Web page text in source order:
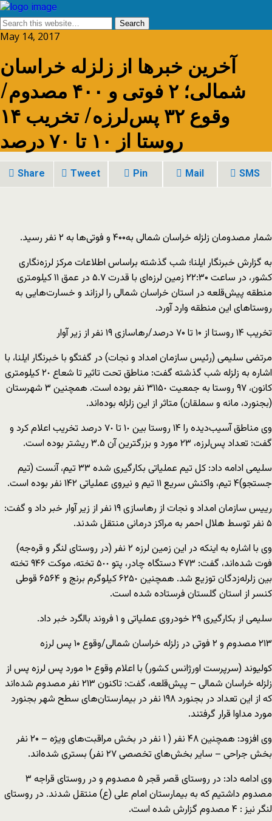
May 14, 2017
آخرین‌ خبرها از زلزله خراسان
شمالی؛ ٢ فوتی و ۴۰۰ مصدوم/
وقوع ۳۲ پس‌لرزه/ تخریب ۱۴
روستا از ۱۰ تا ۷۰ درصد
Share Tweet Pin Mail SMS
شمار مصدومان زلزله خراسان شمالی به۴۰۰ و فوتی‌ها به ٢ نفر رسید.
به گزارش خبرنگار ایلنا؛ شب گذشته براساس اطلاعات مرکز لرزه‌نگاری
کشور، در ساعت ۲۲:۳۰ زمین لرزه‌ای با قدرت ۵.۷ در عمق ۱۱ کیلومتری
منطقه پیش‌قلعه در استان خراسان شمالی را لرزاند و خسارت‌هایی به
روستاهای این منطقه وارد آورد.
تخریب ۱۴ روستا از ۱۰ تا ۷۰ درصد/رهاسازی ۱۹ نفر از زیر آوار
مرتضی سلیمی (رئیس سازمان امداد و نجات) در گفتگو با خبرنگار ایلنا، با
اشاره به زلزله شب گذشته گفت: مناطق تحت تاثیر تا شعاع ٢٠ کیلومتری
کانون، ٩٧ روستا به جمعیت ٣١١۵٠ نفر بوده است. همچنین ۳ شهرستان
(بجنورد، مانه و سملقان) متاثر از این زلزله بوده‌اند.
وی مناطق آسیب‌دیده را ١۴ روستا بین ١٠ تا ٧٠ درصد تخریب اعلام کرد و
گفت: تعداد پس‌لرزه، ٢٣ مورد و بزرگترین آن ٣.۵ ریشتر بوده است.
سلیمی ادامه داد: کل تیم عملیاتی بکارگیری شده ٣٣ تیم، آنست (تیم
جستجو)۴ تیم، واکنش سریع ١١ تیم و نیروی عملیاتی ١۴٢ نفر بوده است.
رییس سازمان امداد و نجات از رهاسازی ۱۹ نفر از زیر آوار خبر داد و گفت:
۵ نفر توسط هلال احمر به مراکز درمانی منتقل شدند.
وی با اشاره به اینکه در این زمین لرزه ٢ نفر (در روستای لنگر و قره‌جه)
فوت شده‌اند، گفت: ۴٧٣ دستگاه چادر، پتو ۵٠٠ تخته، موکت ٩۴۶ تخته
بین زلرله‌زدگان توزیع شد. همچنین ۶٢۵٠ کیلوگرم برنج و ۶۵۶۴ قوطی
کنسر از استان گلستان فرستاده شده است.
سلیمی از بکارگیری ٢٩ خودروی عملیاتی و ۱ فروند بالگرد خبر داد.
۲۱۳ مصدوم و ۲ فوتی در زلزله خراسان شمالی/وقوع ۱۰ پس لرزه
کولیوند (سرپرست اورژانس کشور) با اعلام وقوع ۱۰ مورد پس لرزه پس از
زلزله خراسان شمالی – پیش‌قلعه، گفت: تاکنون ۲۱۳ نفر مصدوم شده‌اند
که از این تعداد در بجنورد ۱۹۸ نفر در بیمارستان‌های سطح شهر بجنورد
مورد مداوا قرار گرفتند.
وی افزود: همچنین ۴۸ نفر ( ۱ نفر در بخش مراقبت‌های ویژه – ۲۰ نفر
بخش جراحی – سایر بخش‌های تخصصی ۲۷ نفر) بستری شده‌اند.
وی ادامه داد: در روستای قصر قجر ۵ مصدوم و در روستای قراجه ۳
مصدوم داشتیم که به بیمارستان امام علی (ع) منتقل شدند. در روستای
لنگر نیز : ۴ مصدوم گزارش شده است.